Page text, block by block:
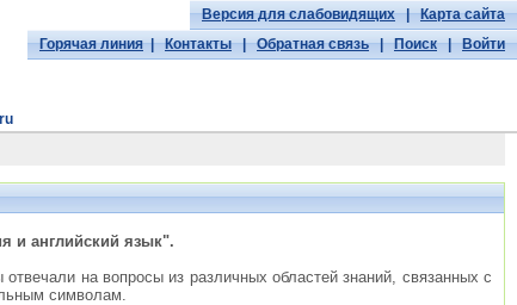
Версия для слабовидящих|Карта сайта
Горячая линия|Контакты|Обратная связь|Поиск|Войти
и английский язык".
на вопросы из различных областей знаний, связанных с
символам.